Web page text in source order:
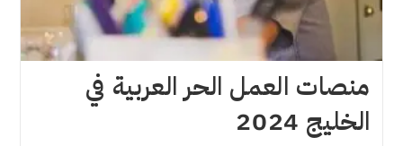
منصات العمل الحر العربية في
الخليج 2024